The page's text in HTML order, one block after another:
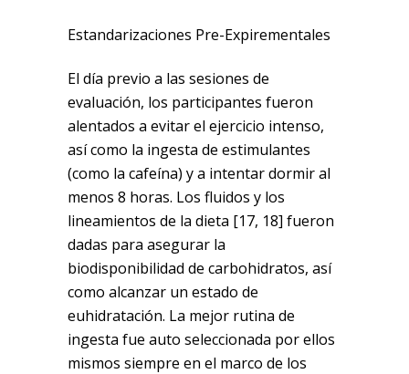
Estandarizaciones Pre-Expirementales
El día previo a las sesiones de
evaluación, los participantes fueron
alentados a evitar el ejercicio intenso,
así como la ingesta de estimulantes
(como la cafeína) y a intentar dormir al
menos 8 horas. Los fluidos y los
lineamientos de la dieta [17, 18] fueron
dadas para asegurar la
biodisponibilidad de carbohidratos, así
como alcanzar un estado de
euhidratación. La mejor rutina de
ingesta fue auto seleccionada por ellos
mismos siempre en el marco de los